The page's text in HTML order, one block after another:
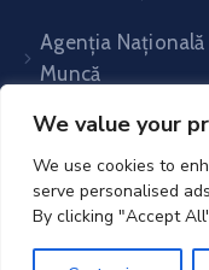
We value your
We use cookies to
serve personalised
By clicking "Accept
Agenția
Muncă
UAT Voinești-